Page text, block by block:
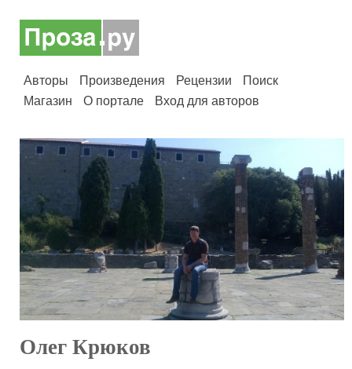
Авторы Произведения Рецензии
Поиск
Магазин
О портале Вход для авторов
Олег Крюков